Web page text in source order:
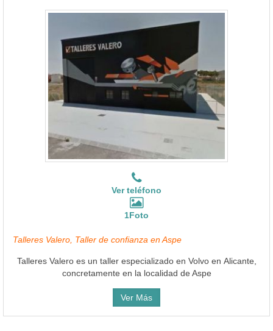
Ver teléfono
1Foto
Talleres Valero, Taller de confianza en Aspe
Talleres Valero es un taller especializado en Volvo en Alicante,
concretamente en la localidad de Aspe
Ver Más